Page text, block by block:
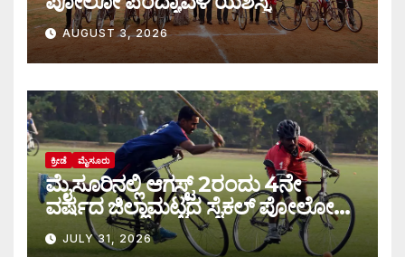
AUGUST 3, 2026
ಕ್ರೀಡೆ ಮೈಸೂರು
ಮೈಸೂರಿನಲ್ಲಿ ಆಗಸ್ಟ್‌ 2ರಂದು 4ನೇ
ವರ್ಷದ ಜಿಲ್ಲಾಮಟ್ಟದ ಸೈಕಲ್ ಪೋಲೋ
ಪಂದ್ಯಾವಳಿ
JULY 31, 2026